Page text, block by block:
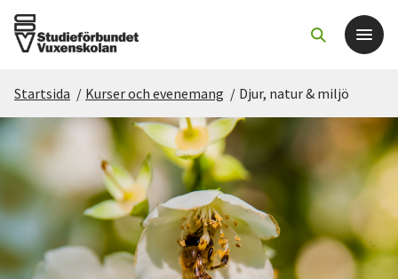
Det här gör vi
För dig som
Sök kurser och evenemang
Om SV
Startsida / Kurser och evenemang / Djur, natur & miljö